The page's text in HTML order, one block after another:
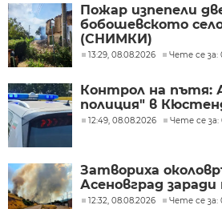
Пожар изпепели
бобошевското
(СНИМКИ)
13:29, 08.08.2026 Чете се за:
Контрол на пътя:
полиция" в
12:49, 08.08.2026 Чете се за:
Затвориха
Асеновград
12:32, 08.08.2026 Чете се за: